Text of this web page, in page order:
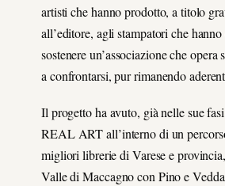
artisti che hanno prodotto, a titolo
all’editore, agli stampatori che
sostenere un’associazione che
a confrontarsi, pur rimanendo
Il progetto ha avuto, già nelle sue
REAL ART all’interno di un
migliori librerie di Varese e
Valle di Maccagno con Pino e